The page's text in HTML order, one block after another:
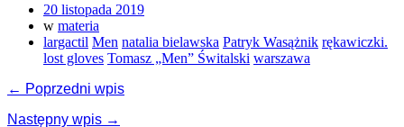
20 listopada 2019
w materia
largactil Men natalia bielawska Patryk Wasążnik rękawiczki.
lost gloves Tomasz „Men” Świtalski warszawa
← Poprzedni wpis
Następny wpis →